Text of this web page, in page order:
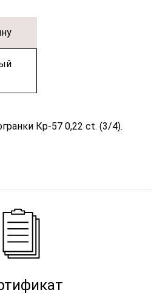
Кр-57 0,22 ct. (3/4).